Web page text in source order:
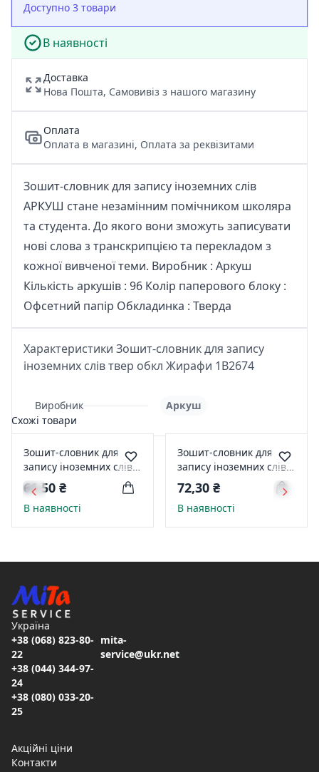
Доступно 3 товари
В наявності
Доставка
Нова Пошта, Самовивіз з нашого магазину
Оплата
Оплата в магазині, Оплата за реквізитами
Зошит-словник для запису іноземних слів
АРКУШ стане незамінним помічником школяра
та студента. До якого вони зможуть записувати
нові слова з транскрипцією та перекладом з
кожної вивченої теми. Виробник : Аркуш
Кількість аркушів : 96 Колір паперового блоку :
Офсетний папір Обкладинка : Тверда
Характеристики Зошит-словник для запису
іноземних слів твер обкл Жирафи 1В2674
Виробник
Аркуш
Схожі товари
Зошит-словник для
запису іноземних слів
твер обкл 1В2675
61,50 ₴
В наявності
Зошит-словник для
запису іноземних слів
твер обкл 1В2673
72,30 ₴
В наявності
Україна
+38 (068) 823-80-
22
+38 (044) 344-97-
24
+38 (080) 033-20-
25
mita-
service@ukr.net
Акційні ціни
Контакти